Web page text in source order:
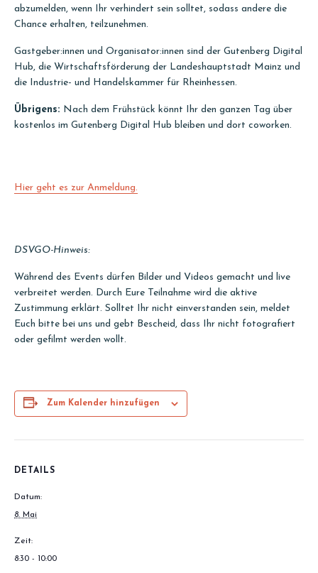
abzumelden, wenn Ihr verhindert sein solltet, sodass andere die
Chance erhalten, teilzunehmen.
Gastgeber:innen und Organisator:innen sind der Gutenberg Digital
Hub, die Wirtschaftsförderung der Landeshauptstadt Mainz und
die Industrie- und Handelskammer für Rheinhessen.
Übrigens: Nach dem Frühstück könnt Ihr den ganzen Tag über
kostenlos im Gutenberg Digital Hub bleiben und dort coworken.
Hier geht es zur Anmeldung.
DSVGO-Hinweis:
Während des Events dürfen Bilder und Videos gemacht und live
verbreitet werden. Durch Eure Teilnahme wird die aktive
Zustimmung erklärt. Solltet Ihr nicht einverstanden sein, meldet
Euch bitte bei uns und gebt Bescheid, dass Ihr nicht fotografiert
oder gefilmt werden wollt.
Zum Kalender hinzufügen
DETAILS
Datum:
8. Mai
Zeit:
8:30 - 10:00